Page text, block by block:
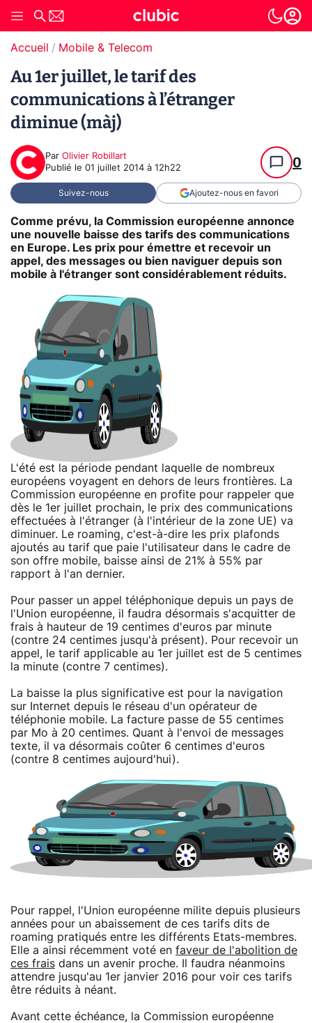
Accueil Mobile & Telecom
Au 1er juillet, le tarif des
communications à l’étranger
diminue (màj)
Par Olivier Robillart
Publié le 01 juillet 2014 à 12h22 0
Suivez-nous Ajoutez-nous en favori
Comme prévu, la Commission européenne annonce
une nouvelle baisse des tarifs des communications
en Europe. Les prix pour émettre et recevoir un
appel, des messages ou bien naviguer depuis son
mobile à l'étranger sont considérablement réduits.
L'été est la période pendant laquelle de nombreux
européens voyagent en dehors de leurs frontières. La
Commission européenne en profite pour rappeler que
dès le 1er juillet prochain, le prix des communications
effectuées à l'étranger (à l'intérieur de la zone UE) va
diminuer. Le roaming, c'est-à-dire les prix plafonds
ajoutés au tarif que paie l'utilisateur dans le cadre de
son offre mobile, baisse ainsi de 21% à 55% par
rapport à l'an dernier.
Pour passer un appel téléphonique depuis un pays de
l'Union européenne, il faudra désormais s'acquitter de
frais à hauteur de 19 centimes d'euros par minute
(contre 24 centimes jusqu'à présent). Pour recevoir un
appel, le tarif applicable au 1er juillet est de 5 centimes
la minute (contre 7 centimes).
La baisse la plus significative est pour la navigation
sur Internet depuis le réseau d'un opérateur de
téléphonie mobile. La facture passe de 55 centimes
par Mo à 20 centimes. Quant à l'envoi de messages
texte, il va désormais coûter 6 centimes d'euros
(contre 8 centimes aujourd'hui).
Pour rappel, l'Union européenne milite depuis plusieurs
années pour un abaissement de ces tarifs dits de
roaming pratiqués entre les différents Etats-membres.
Elle a ainsi récemment voté en faveur de l'abolition de
ces frais dans un avenir proche. Il faudra néanmoins
attendre jusqu'au 1er janvier 2016 pour voir ces tarifs
être réduits à néant.
Avant cette échéance, la Commission européenne